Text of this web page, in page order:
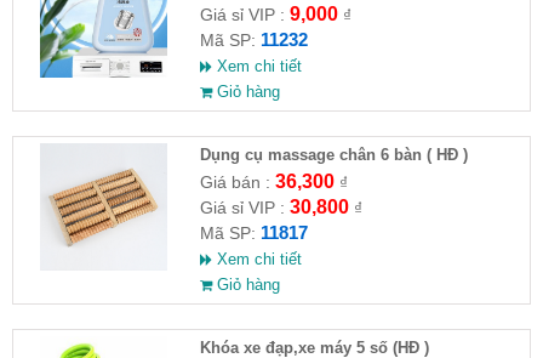
Giá sỉ VIP : 9,000₫
Mã SP: 11232
Xem chi tiết
Giỏ hàng
Dụng cụ massage chân 6 bàn ( HĐ )
Giá bán : 36,300₫
Giá sỉ VIP : 30,800₫
Mã SP: 11817
Xem chi tiết
Giỏ hàng
Khóa xe đạp,xe máy 5 số (HĐ )